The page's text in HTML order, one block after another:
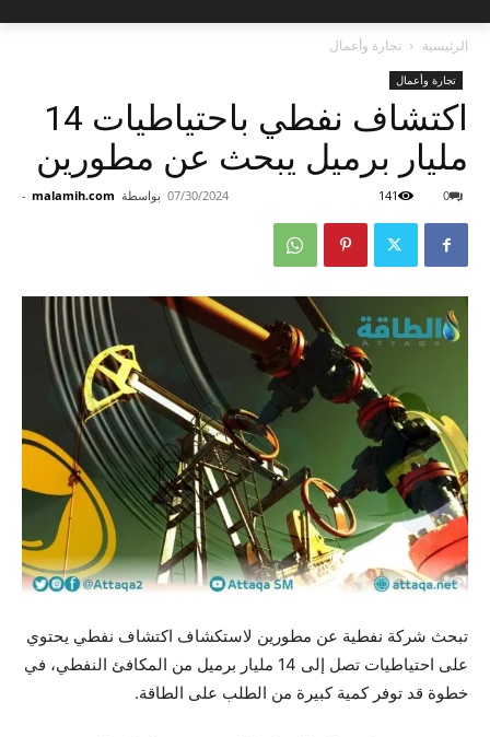
الرئيسية تجارة وأعمال
تجارة وأعمال
اكتشاف نفطي باحتياطيات 14
مليار برميل يبحث عن مطورين
بواسطة malamih.com
- 07/30/2024 0
141
تبحث شركة نفطية عن مطورين لاستكشاف اكتشاف نفطي يحتوي
على احتياطيات تصل إلى 14 مليار برميل من المكافئ النفطي، في
خطوة قد توفر كمية كبيرة من الطلب على الطاقة.